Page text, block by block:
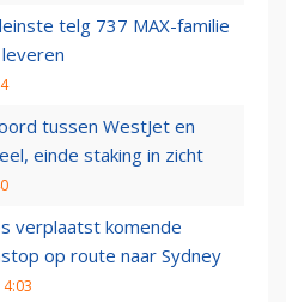
telg 737 MAX-familie
tussen WestJet en
einde staking in zicht
verplaatst komende
op route naar Sydney